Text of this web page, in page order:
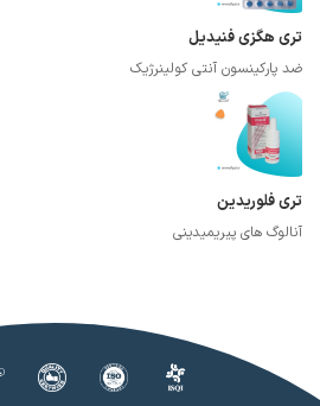
تری هگزی فنیدیل
ضد پارکینسون آنتی کولینرژیک
تری فلوریدین
آنالوگ های پیریمیدینی